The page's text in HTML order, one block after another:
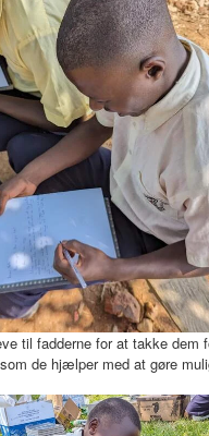
til fadderne for at takke dem
de hjælper med at gøre